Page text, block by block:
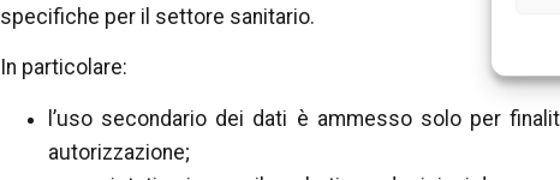
specifiche per il settore sanitario.
In particolare:
l’uso secondario dei dati è ammesso solo per
autorizzazione;